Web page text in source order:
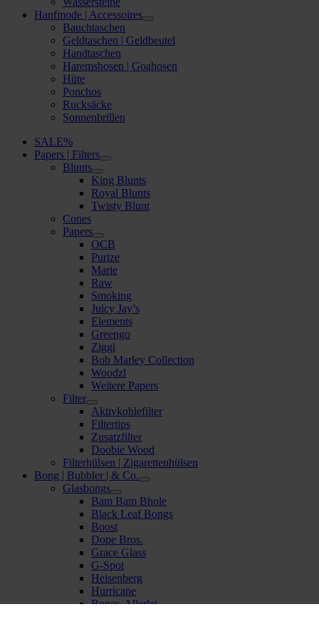
Hanfmode | Accessoires
Bauchtaschen
Geldtaschen | Geldbeutel
Handtaschen
Haremshosen | Goahosen
Hüte
Ponchos
Rucksäcke
Sonnenbrillen
SALE%
Papers | Filters
Blunts
King Blunts
Royal Blunts
Twisty Blunt
Cones
Papers
OCB
Purize
Marie
Raw
Smoking
Juicy Jay’s
Elements
Greengo
Ziggi
Bob Marley Collection
Woodzl
Weitere Papers
Filter
Aktivkohlefilter
Filtertips
Zusatzfilter
Doobie Wood
Filterhülsen | Zigarettenhülsen
Bong | Bubbler | & Co.
Glasbongs
Bam Bam Bhole
Black Leaf Bongs
Boost
Dope Bros.
Grace Glass
G-Spot
Heisenberg
Hurricane
Bongs-Allerlei